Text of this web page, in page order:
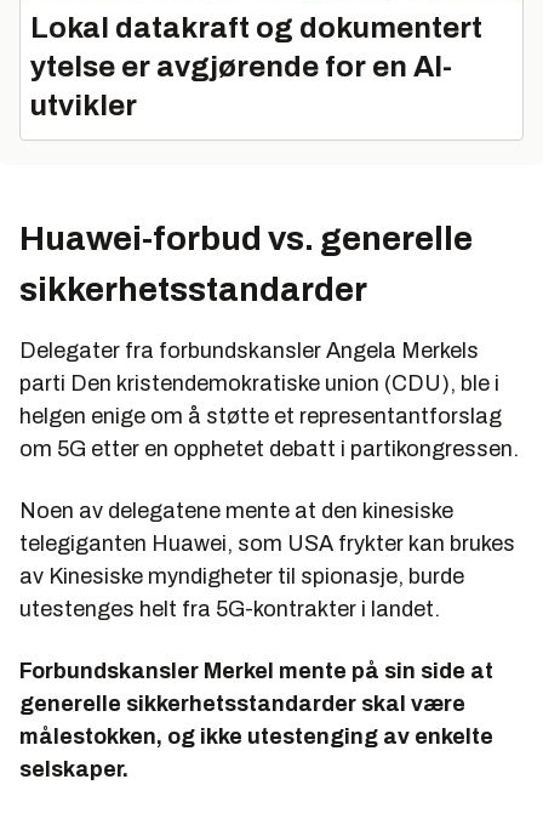
Lokal datakraft og dokumentert
ytelse er avgjørende for en AI-
utvikler
Huawei-forbud vs. generelle
sikkerhetsstandarder
Delegater fra forbundskansler Angela Merkels
parti Den kristendemokratiske union (CDU), ble i
helgen enige om å støtte et representantforslag
om 5G etter en opphetet debatt i partikongressen.
Noen av delegatene mente at den kinesiske
telegiganten Huawei, som USA frykter kan brukes
av Kinesiske myndigheter til spionasje, burde
utestenges helt fra 5G-kontrakter i landet.
Forbundskansler Merkel mente på sin side at
generelle sikkerhetsstandarder skal være
målestokken, og ikke utestenging av enkelte
selskaper.